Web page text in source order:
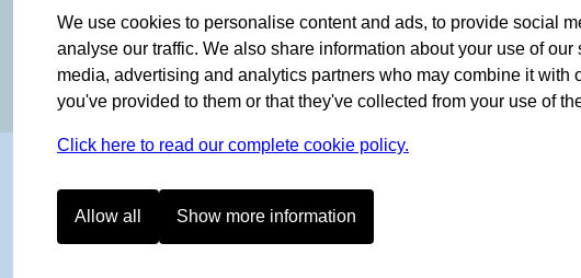
We use cookies to personalise content and ads, to provide social
analyse our traffic. We also share information about your use of our
media, advertising and analytics partners who may combine it with
you've provided to them or that they've collected from your use of
Click here to read our complete cookie policy.
Allow all Show more information